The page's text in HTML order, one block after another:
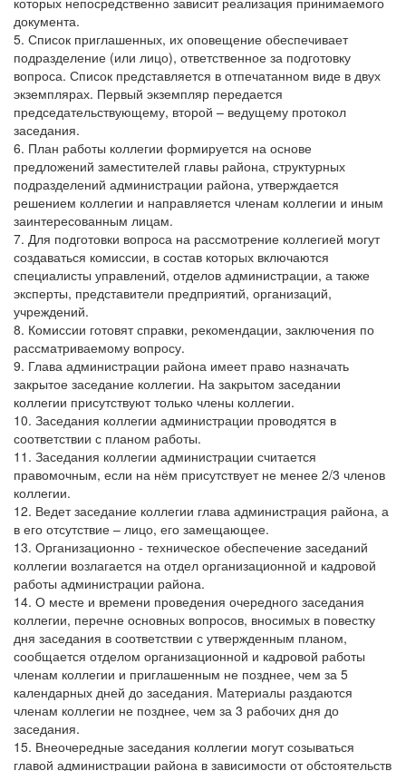
документа.
5. Список приглашенных, их оповещение обеспечивает
подразделение (или лицо), ответственное за подготовку
вопроса. Список представляется в отпечатанном виде в двух
экземплярах. Первый экземпляр передается
председательствующему, второй – ведущему протокол
заседания.
6. План работы коллегии формируется на основе
предложений заместителей главы района, структурных
подразделений администрации района, утверждается
решением коллегии и направляется членам коллегии и иным
заинтересованным лицам.
7. Для подготовки вопроса на рассмотрение коллегией могут
создаваться комиссии, в состав которых включаются
специалисты управлений, отделов администрации, а также
эксперты, представители предприятий, организаций,
учреждений.
8. Комиссии готовят справки, рекомендации, заключения по
рассматриваемому вопросу.
9. Глава администрации района имеет право назначать
закрытое заседание коллегии. На закрытом заседании
коллегии присутствуют только члены коллегии.
10. Заседания коллегии администрации проводятся в
соответствии с планом работы.
11. Заседания коллегии администрации считается
правомочным, если на нём присутствует не менее 2/3 членов
коллегии.
12. Ведет заседание коллегии глава администрация района, а
в его отсутствие – лицо, его замещающее.
13. Организационно - техническое обеспечение заседаний
коллегии возлагается на отдел организационной и кадровой
работы администрации района.
14. О месте и времени проведения очередного заседания
коллегии, перечне основных вопросов, вносимых в повестку
дня заседания в соответствии с утвержденным планом,
сообщается отделом организационной и кадровой работы
членам коллегии и приглашенным не позднее, чем за 5
календарных дней до заседания. Материалы раздаются
членам коллегии не позднее, чем за 3 рабочих дня до
заседания.
15. Внеочередные заседания коллегии могут созываться
главой администрации района в зависимости от обстоятельств